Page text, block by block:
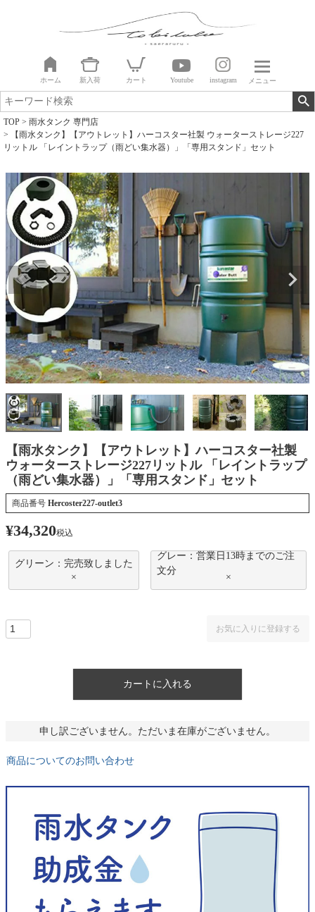
ホーム 新入荷 カート Youtube instagram メニュー
TOP
雨水タンク 専門店
【雨水タンク】【アウトレット】ハーコスター社製 ウォーターストレージ227
リットル 「レイントラップ（雨どい集水器）」「専用スタンド」セット
【雨水タンク】【アウトレット】ハーコスター社製
ウォーターストレージ227リットル 「レイントラップ
（雨どい集水器）」「専用スタンド」セット
商品番号 Hercoster227-outlet3
¥34,320税込
グリーン：完売致しました
×
グレー：営業日13時までのご注
文分
×
お気に入りに登録する
カートに入れる
申し訳ございません。ただいま在庫がございません。
商品についてのお問い合わせ